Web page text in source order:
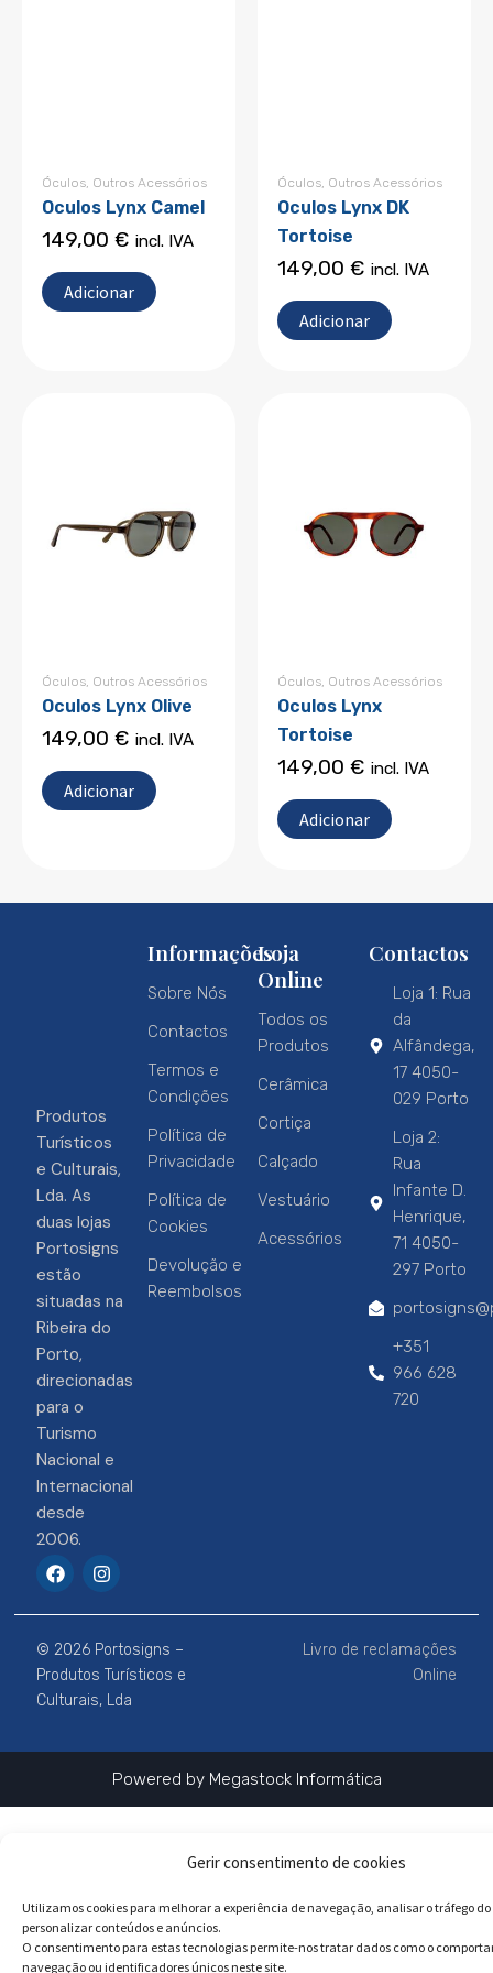
Gerir consentimento de cookies
Utilizamos cookies para melhorar a experiência de navegação, analisar o tráfego do
personalizar conteúdos e anúncios.
O consentimento para estas tecnologias permite-nos tratar dados como o
navegação ou identificadores únicos neste site.
Óculos, Outros Acessórios
Oculos Lynx Camel
149,00 € incl. IVA
Adicionar
Óculos, Outros Acessórios
Oculos Lynx DK
Tortoise
149,00 € incl. IVA
Adicionar
Óculos, Outros Acessórios
Oculos Lynx Olive
149,00 € incl. IVA
Adicionar
Óculos, Outros Acessórios
Oculos Lynx
Tortoise
149,00 € incl. IVA
Adicionar
Produtos
Turísticos
e Culturais,
Lda. As
duas lojas
Portosigns
estão
situadas na
Ribeira do
Porto,
direcionadas
para o
Turismo
Nacional e
Internacional
desde
2006.
F
a
e
b
o
o
k
I
n
t
a
g
r
a
m
Informações
Sobre Nós
Contactos
Termos e
Condições
Política de
Privacidade
Política de
Cookies
Devolução e
Reembolsos
Loja
Online
Todos os
Produtos
Cerâmica
Cortiça
Calçado
Vestuário
Acessórios
Contactos
Loja 1: Rua
da
Alfândega,
17 4050-
029 Porto
Loja 2:
Rua
Infante D.
Henrique,
71 4050-
297 Porto
+351
966 628
720
© 2026 Portosigns –
Produtos Turísticos e
Culturais, Lda
Livro de reclamações
Online
Powered by Megastock Informática